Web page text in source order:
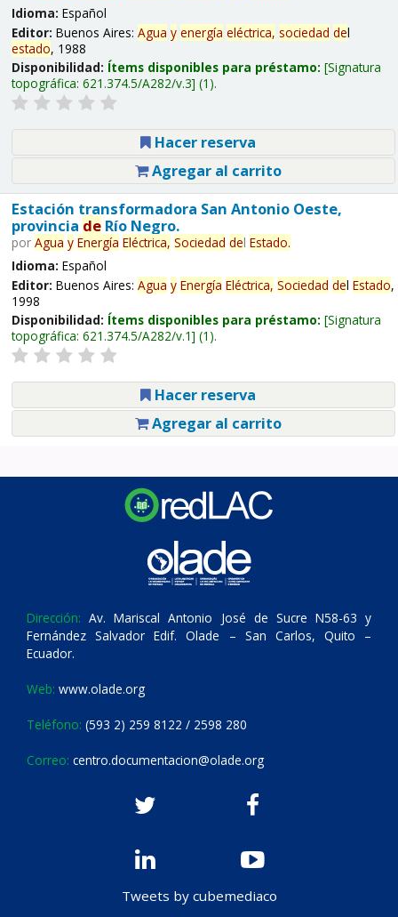
Idioma: Español
Editor: Buenos Aires: Agua y energía eléctrica, sociedad del
estado, 1988
Disponibilidad: Ítems disponibles para préstamo: Signatura
topográfica: 621.374.5/A282/v.3 (1).
Hacer reserva
Agregar al carrito
Estación transformadora San Antonio Oeste,
provincia deRío Negro.
por Agua y Energía Eléctrica, Sociedad del Estado.
Idioma: Español
Editor: Buenos Aires: Agua y Energía Eléctrica, Sociedad del Estado,
1998
Disponibilidad: Ítems disponibles para préstamo: Signatura
topográfica: 621.374.5/A282/v.1 (1).
Hacer reserva
Agregar al carrito
Dirección: Av. Mariscal Antonio José de Sucre N58-63 y
Fernández Salvador Edif. Olade – San Carlos, Quito –
Ecuador.
Web: www.olade.org
Teléfono: (593 2) 259 8122 / 2598 280
Correo: centro.documentacion@olade.org
Tweets by cubemediaco